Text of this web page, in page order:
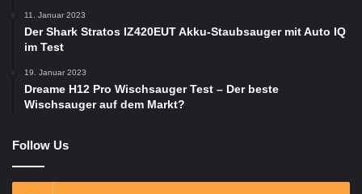
11. Januar 2023
Der Shark Stratos IZ420EUT Akku-Staubsauger mit Auto IQ
im Test
19. Januar 2023
Dreame H12 Pro Wischsauger Test – Der beste
Wischsauger auf dem Markt?
Follow Us